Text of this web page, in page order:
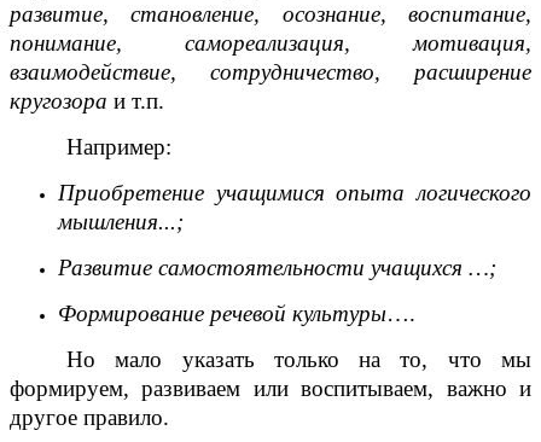
развитие, становление, осознание, воспитание,
понимание, самореализация, мотивация,
взаимодействие, сотрудничество, расширение
кругозора и т.п.
Например:
Приобретение учащимися опыта логического
мышления...;
Развитие самостоятельности учащихся …;
Формирование речевой культуры….
Но мало указать только на то, что мы
формируем, развиваем или воспитываем, важно и
другое правило.